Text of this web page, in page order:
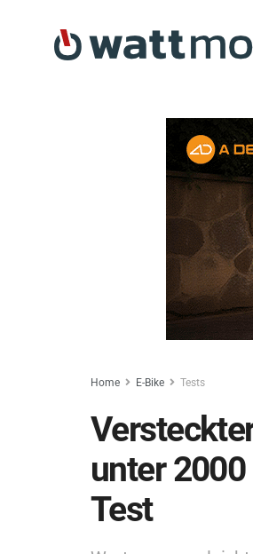
Home E-Bike Tests
unter 2000
Test